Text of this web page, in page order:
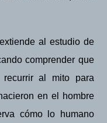
al estudio de
comprender que
al mito para
en el hombre
cómo lo humano